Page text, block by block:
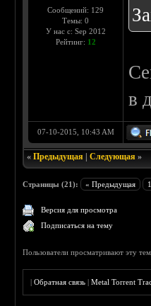
Сообщений: 129
Темы: 0
У нас с: Sep 2012
Рейтинг: 12
в
07-10-2015, 10:43 AM
«Предыдущая |Следующая »
Страницы (21): « Предыдущая 1
Версия для просмотра
Подписаться на тему
Пользователи просматривают эту
|Обратная связь |Metal Torrent